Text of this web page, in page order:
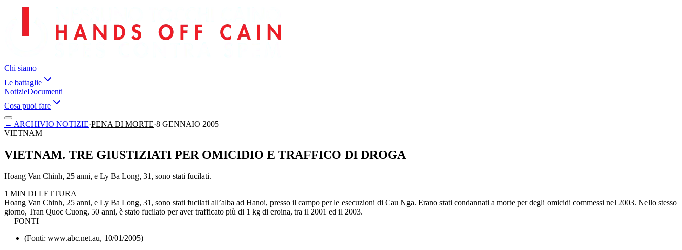
Chi siamo
Le battaglie
NotizieDocumenti
Cosa puoi fare
← ARCHIVIO NOTIZIE·PENA DI MORTE·8 GENNAIO 2005
VIETNAM
VIETNAM. TRE GIUSTIZIATI PER OMICIDIO E TRAFFICO DI DROGA
Hoang Van Chinh, 25 anni, e Ly Ba Long, 31, sono stati fucilati.
1 MIN DI LETTURA
Hoang Van Chinh, 25 anni, e Ly Ba Long, 31, sono stati fucilati all’alba ad Hanoi, presso il campo per le esecuzioni di Cau Nga. Erano stati condannati a morte per degli omicidi commessi nel 2003. Nello stesso
giorno, Tran Quoc Cuong, 50 anni, è stato fucilato per aver trafficato più di 1 kg di eroina, tra il 2001 ed il 2003.
— FONTI
(Fonti: www.abc.net.au, 10/01/2005)